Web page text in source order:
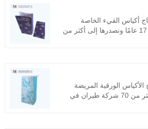
دون أدنى شك في الفوز
أكياس القيء الخاصة
بشركات الطيران لمدة 17 عامًا ونصدرها إلى أكثر من
الورقية المريضة
لمدة 17 عامًا ونخدم أكثر من 70 شركة طيران في